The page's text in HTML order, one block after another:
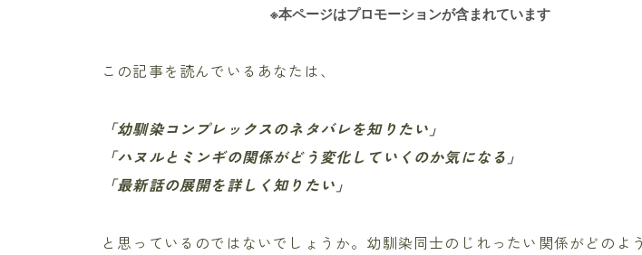
※本ページはプロモーションが含まれています
この記事を読んでいるあなたは、
「幼馴染コンプレックスのネタバレを知りたい」
「ハヌルとミンギの関係がどう変化していくのか気になる」
「最新話の展開を詳しく知りたい」
と思っているのではないでしょうか。幼馴染同士のじれったい関係がどのよ